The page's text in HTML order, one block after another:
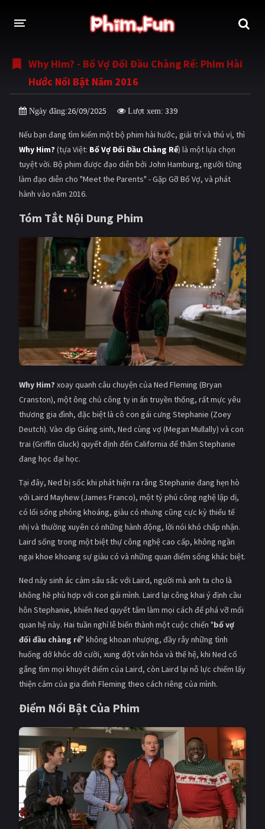
THỂ LOẠI
Thần thoại - Cổ trang Hành động
Tâm lý
Võ thuật - Kiếm hiệp
Kinh dị Tội phạm - Hình sự
Phiêu lưu
Viễn tưởng
Hoạt hình Thể thao
Tình cảm - Lãng mạn Kỳ ảo
Gia đình
Lịch sử
Viễn Tây Tiểu sử
GameShow DramaTV
QUỐC GIA
Âu - Mỹ Trung Quốc - Hồng Kông
Hàn Quốc Nhật Bản
Ấn Độ
Tổng hợp
CẬP NHẬT
PHIM MỚI
PHIM BỘ
PHIM LẺ
PHIM CHIẾU RẠP
TUYỂN TẬP PHIM
BLOG
Why Him? - Bố Vợ Đối Đầu Chàng Rể: Phim Hài
Hước Nổi Bật Năm 2016
Ngày đăng:26/09/2025 Lượt xem: 339
Nếu bạn đang tìm kiếm một bộ phim hài hước, giải trí và thú vị, thì
Why Him? (tựa Việt: Bố Vợ Đối Đầu Chàng Rể) là một lựa chọn
tuyệt vời. Bộ phim được đạo diễn bởi John Hamburg, người từng
làm đạo diễn cho "Meet the Parents" - Gặp Gỡ Bố Vợ, và phát
hành vào năm 2016.
Tóm Tắt Nội Dung Phim
Why Him? xoay quanh câu chuyện của Ned Fleming (Bryan
Cranston), một ông chủ công ty in ấn truyền thống, rất mực yêu
thương gia đình, đặc biệt là cô con gái cưng Stephanie (Zoey
Deutch). Vào dịp Giáng sinh, Ned cùng vợ (Megan Mullally) và con
trai (Griffin Gluck) quyết định đến California để thăm Stephanie
đang học đại học.
Tại đây, Ned bị sốc khi phát hiện ra rằng Stephanie đang hẹn hò
với Laird Mayhew (James Franco), một tỷ phú công nghệ lập dị,
có lối sống phóng khoáng, giàu có nhưng cũng cực kỳ thiếu tế
nhị và thường xuyên có những hành động, lời nói khó chấp nhận.
Laird sống trong một biệt thự công nghệ cao cấp, không ngần
ngại khoe khoang sự giàu có và những quan điểm sống khác biệt.
Ned nảy sinh ác cảm sâu sắc với Laird, người mà anh ta cho là
không hề phù hợp với con gái mình. Laird lại công khai ý định cầu
hôn Stephanie, khiến Ned quyết tâm làm mọi cách để phá vỡ mối
quan hệ này. Hai tuần nghỉ lễ biến thành một cuộc chiến "bố vợ
đối đầu chàng rể" không khoan nhượng, đầy rẫy những tình
huống dở khóc dở cười, xung đột văn hóa và thế hệ, khi Ned cố
gắng tìm mọi khuyết điểm của Laird, còn Laird lại nỗ lực chiếm lấy
thiện cảm của gia đình Fleming theo cách riêng của mình.
Điểm Nổi Bật Của Phim